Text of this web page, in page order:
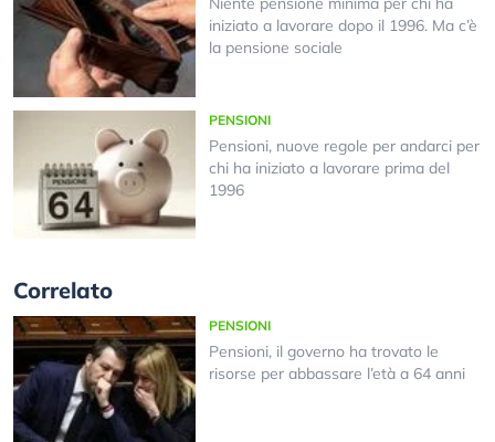
iniziato a lavorare dopo il 1996. Ma c’è
la pensione sociale
PENSIONI
Pensioni, nuove regole per andarci per
chi ha iniziato a lavorare prima del
1996
Correlato
PENSIONI
Pensioni, il governo ha trovato le
risorse per abbassare l’età a 64 anni